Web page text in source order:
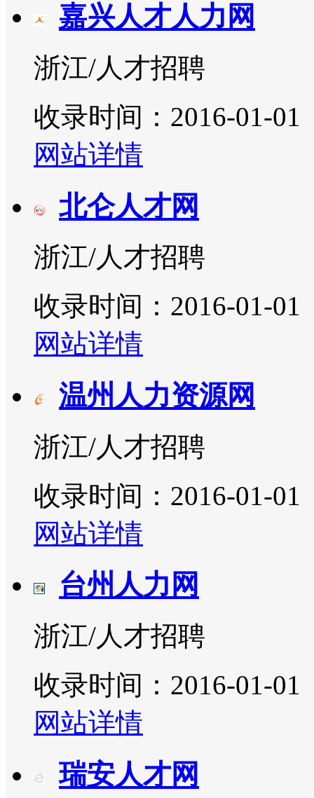
嘉兴人才人力网
浙江/人才招聘
收录时间：2016-01-01
网站详情
北仑人才网
浙江/人才招聘
收录时间：2016-01-01
网站详情
温州人力资源网
浙江/人才招聘
收录时间：2016-01-01
网站详情
台州人力网
浙江/人才招聘
收录时间：2016-01-01
网站详情
瑞安人才网